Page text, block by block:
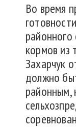
Во время
районного
кормов из
Захарчук
должно
районным,